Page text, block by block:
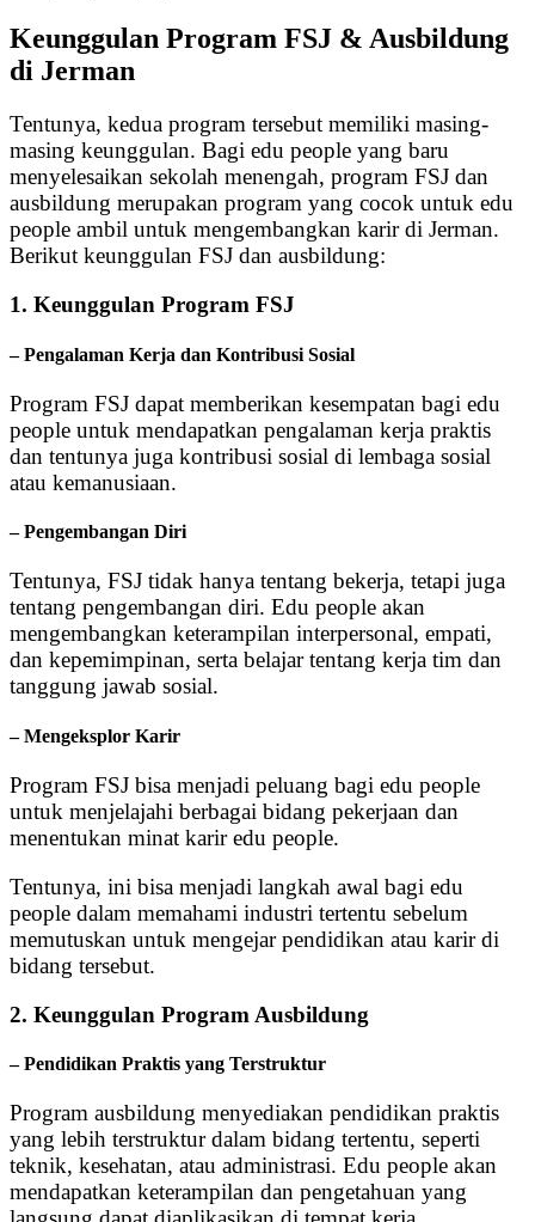
Keunggulan Program FSJ & Ausbildung
di Jerman
Tentunya, kedua program tersebut memiliki masing-
masing keunggulan. Bagi edu people yang baru
menyelesaikan sekolah menengah, program FSJ dan
ausbildung merupakan program yang cocok untuk edu
people ambil untuk mengembangkan karir di Jerman.
Berikut keunggulan FSJ dan ausbildung:
1. Keunggulan Program FSJ
– Pengalaman Kerja dan Kontribusi Sosial
Program FSJ dapat memberikan kesempatan bagi edu
people untuk mendapatkan pengalaman kerja praktis
dan tentunya juga kontribusi sosial di lembaga sosial
atau kemanusiaan.
– Pengembangan Diri
Tentunya, FSJ tidak hanya tentang bekerja, tetapi juga
tentang pengembangan diri. Edu people akan
mengembangkan keterampilan interpersonal, empati,
dan kepemimpinan, serta belajar tentang kerja tim dan
tanggung jawab sosial.
– Mengeksplor Karir
Program FSJ bisa menjadi peluang bagi edu people
untuk menjelajahi berbagai bidang pekerjaan dan
menentukan minat karir edu people.
Tentunya, ini bisa menjadi langkah awal bagi edu
people dalam memahami industri tertentu sebelum
memutuskan untuk mengejar pendidikan atau karir di
bidang tersebut.
2. Keunggulan Program Ausbildung
– Pendidikan Praktis yang Terstruktur
Program ausbildung menyediakan pendidikan praktis
yang lebih terstruktur dalam bidang tertentu, seperti
teknik, kesehatan, atau administrasi. Edu people akan
mendapatkan keterampilan dan pengetahuan yang